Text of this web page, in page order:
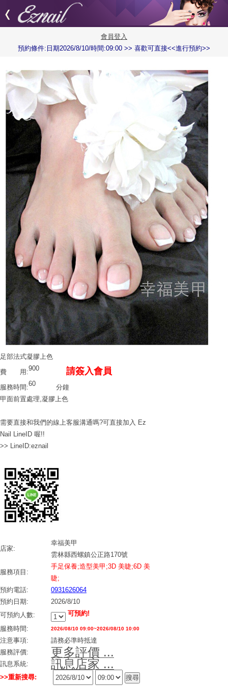
會員登入
預約條件:日期2026/8/10/時間:09:00 >> 喜歡可直接<<進行預約>>
足部法式凝膠上色
費 用:900 請簽入會員
服務時間:60
分鐘
甲面前置處理,凝膠上色
需要直接和我們的線上客服溝通嗎?可直接加入 Ez
Nail LineID 喔!!
>> LineID:eznail
店家:
幸福美甲
雲林縣西螺鎮公正路170號
服務項目:
手足保養;造型美甲;3D 美睫;6D 美
睫;
預約電話:
0931626064
預約日期:
2026/8/10
可預約人數:
可預約!
服務時間:
2026/08/10 09:00~2026/08/10 10:00
注意事項:
請務必準時抵達
服務評價:
更多評價 ...
訊息系統: 訊息店家 ...
>>重新搜尋: